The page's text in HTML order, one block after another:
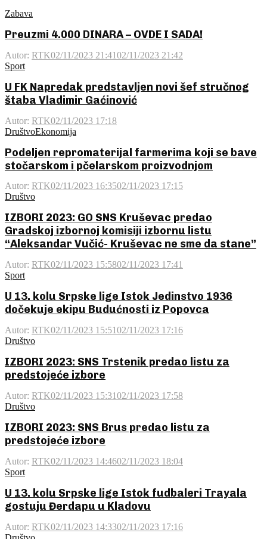
Zabava
Preuzmi 4.000 DINARA – OVDE I SADA!
Autor: RTK02/11/2023 21:4102/11/2023 21:42
Sport
U FK Napredak predstavljen novi šef stručnog
štaba Vladimir Gaćinović
Autor: RTK02/11/2023 17:18
DruštvoEkonomija
Podeljen repromaterijal farmerima koji se bave
stočarskom i pčelarskom proizvodnjom
Autor: RTK02/11/2023 16:3502/11/2023 17:15
Društvo
IZBORI 2023: GO SNS Kruševac predao
Gradskoj izbornoj komisiji izbornu listu
“Aleksandar Vučić- Kruševac ne sme da stane”
Autor: RTK02/11/2023 15:5802/11/2023 17:41
Sport
U 13. kolu Srpske lige Istok Jedinstvo 1936
dočekuje ekipu Budućnosti iz Popovca
Autor: RTK02/11/2023 15:5102/11/2023 17:16
Društvo
IZBORI 2023: SNS Trstenik predao listu za
predstojeće izbore
Autor: RTK02/11/2023 15:3102/11/2023 17:58
Društvo
IZBORI 2023: SNS Brus predao listu za
predstojeće izbore
Autor: RTK02/11/2023 14:4602/11/2023 18:04
Sport
U 13. kolu Srpske lige Istok fudbaleri Trayala
gostuju Đerdapu u Kladovu
Autor: RTK02/11/2023 14:3302/11/2023 17:16